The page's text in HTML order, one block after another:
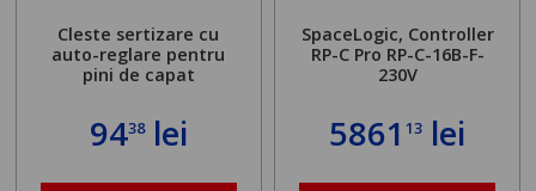
Cleste sertizare cu
auto-reglare pentru
pini de capat
9438lei
SpaceLogic, Controller
RP-C Pro RP-C-16B-F-
230V
586113 lei